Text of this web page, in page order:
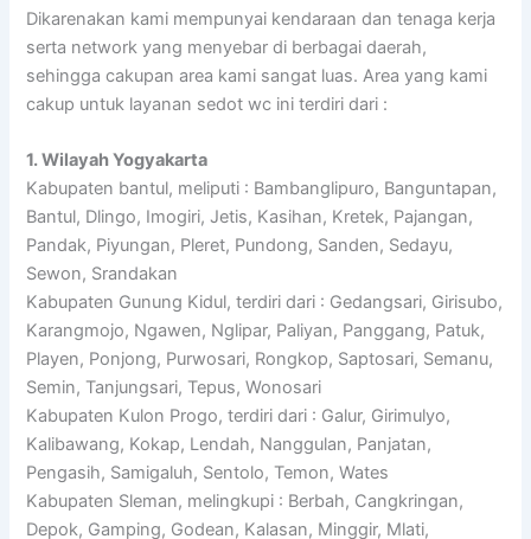
Dikarenakan kami mempunyai kendaraan dan tenaga kerja
serta network yang menyebar di berbagai daerah,
sehingga cakupan area kami sangat luas. Area yang kami
cakup untuk layanan sedot wc ini terdiri dari :
1. Wilayah Yogyakarta
Kabupaten bantul, meliputi : Bambanglipuro, Banguntapan,
Bantul, Dlingo, Imogiri, Jetis, Kasihan, Kretek, Pajangan,
Pandak, Piyungan, Pleret, Pundong, Sanden, Sedayu,
Sewon, Srandakan
Kabupaten Gunung Kidul, terdiri dari : Gedangsari, Girisubo,
Karangmojo, Ngawen, Nglipar, Paliyan, Panggang, Patuk,
Playen, Ponjong, Purwosari, Rongkop, Saptosari, Semanu,
Semin, Tanjungsari, Tepus, Wonosari
Kabupaten Kulon Progo, terdiri dari : Galur, Girimulyo,
Kalibawang, Kokap, Lendah, Nanggulan, Panjatan,
Pengasih, Samigaluh, Sentolo, Temon, Wates
Kabupaten Sleman, melingkupi : Berbah, Cangkringan,
Depok, Gamping, Godean, Kalasan, Minggir, Mlati,